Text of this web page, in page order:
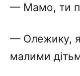
— Мамо, ти
— Олежику, я
малими